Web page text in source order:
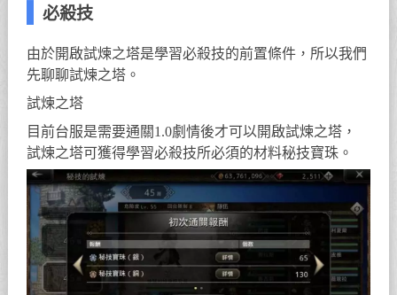
必殺技
由於開啟試煉之塔是學習必殺技的前置條件，所以我們
先聊聊試煉之塔。
試煉之塔
目前台服是需要通關1.0劇情後才可以開啟試煉之塔，
試煉之塔可獲得學習必殺技所必須的材料秘技寶珠。